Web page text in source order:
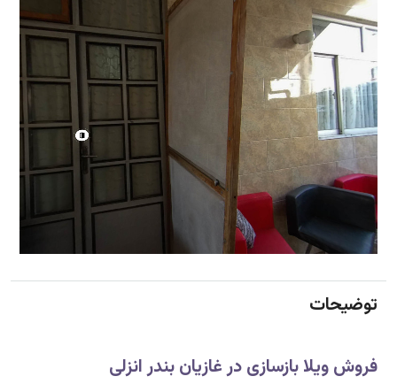
توضیحات
فروش ویلا بازسازی در غازیان بندر انزلی